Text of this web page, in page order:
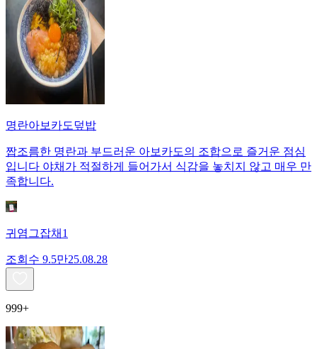
명란아보카도덮밥
짭조름한 명란과 부드러운 아보카도의 조합으로 즐거운 점심
입니다 야채가 적절하게 들어가서 식감을 놓치지 않고 매우 만
족합니다.
귀염그잡채1
조회수 9.5만25.08.28
999+